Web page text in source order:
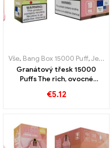
Vše, Bang Box 15000 Puff,Jednorázové e-cigarety Švédsko
Granátový třesk 15000
Puffs The rich, ovocné
pro vapery
€5.12